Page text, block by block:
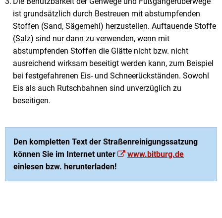
ist grundsätzlich durch Bestreuen mit abstumpfenden
Stoffen (Sand, Sägemehl) herzustellen. Auftauende Stoffe
(Salz) sind nur dann zu verwenden, wenn mit
abstumpfenden Stoffen die Glätte nicht bzw. nicht
ausreichend wirksam beseitigt werden kann, zum Beispiel
bei festgefahrenen Eis- und Schneerückständen. Sowohl
Eis als auch Rutschbahnen sind unverzüglich zu
beseitigen.
Den kompletten Text der Straßenreinigungssatzung
können Sie im Internet unter
www.bitburg.de
einlesen bzw. herunterladen!